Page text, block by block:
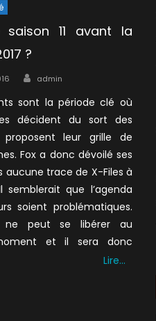
saison 11 avant la
?
Author
admin
sont la période clé où
décident du sort des
leur grille de
Fox a donc dévoilé ses
aucune trace de X-Files à
semblerait que l’agenda
soient problématiques.
ne peut se libérer au
et il sera donc
Lire…